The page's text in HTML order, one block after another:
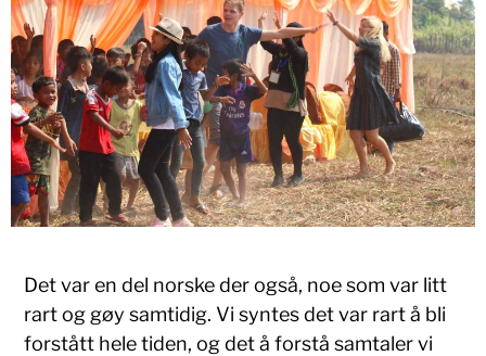
Det var en del norske der også, noe som var litt
rart og gøy samtidig. Vi syntes det var rart å bli
forstått hele tiden, og det å forstå samtaler vi